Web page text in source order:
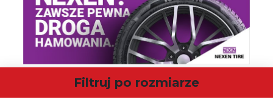
Filtruj po rozmiarze